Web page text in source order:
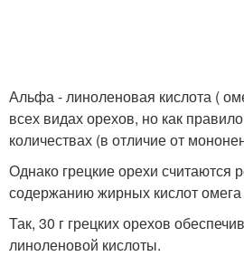
Альфа - линоленовая кислота (
всех видах орехов, но как
количествах (в отличие от
Однако грецкие орехи считаются
содержанию жирных кислот омега
Так, 30 г грецких орехов
линоленовой кислоты.